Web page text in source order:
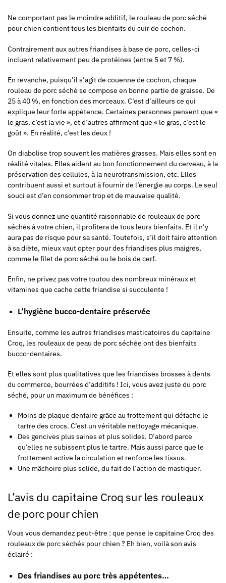
Ne comportant pas le moindre additif, le rouleau de porc séché
pour chien contient tous les bienfaits du cuir de cochon.
Contrairement aux autres friandises à base de porc, celles-ci
incluent relativement peu de protéines (entre 5 et 7 %).
En revanche, puisqu’il s’agit de couenne de cochon, chaque
rouleau de porc séché se compose en bonne partie de graisse. De
25 à 40 %, en fonction des morceaux. C’est d’ailleurs ce qui
explique leur forte appétence. Certaines personnes pensent que «
le gras, c’est la vie », et d’autres affirment que « le gras, c’est le
goût ». En réalité, c’est les deux !
On diabolise trop souvent les matières grasses. Mais elles sont en
réalité vitales. Elles aident au bon fonctionnement du cerveau, à la
préservation des cellules, à la neurotransmission, etc. Elles
contribuent aussi et surtout à fournir de l’énergie au corps. Le seul
souci est d’en consommer trop et de mauvaise qualité.
Si vous donnez une quantité raisonnable de rouleaux de porc
séchés à votre chien, il profitera de tous leurs bienfaits. Et il n’y
aura pas de risque pour sa santé. Toutefois, s’il doit faire attention
à sa diète, mieux vaut opter pour des friandises plus maigres,
comme le filet de porc séché ou le bois de cerf.
Enfin, ne privez pas votre toutou des nombreux minéraux et
vitamines que cache cette friandise si succulente !
L’hygiène bucco-dentaire préservée
Ensuite, comme les autres friandises masticatoires du capitaine
Croq, les rouleaux de peau de porc séchée ont des bienfaits
bucco-dentaires.
Et elles sont plus qualitatives que les friandises brosses à dents
du commerce, bourrées d’additifs ! Ici, vous avez juste du porc
séché, pour un maximum de bénéfices :
Moins de plaque dentaire grâce au frottement qui détache le
tartre des crocs. C’est un véritable nettoyage mécanique.
Des gencives plus saines et plus solides. D’abord parce
qu’elles ne subissent plus le tartre. Mais aussi parce que le
frottement active la circulation et renforce les tissus.
Une mâchoire plus solide, du fait de l’action de mastiquer.
L’avis du capitaine Croq sur les rouleaux
de porc pour chien
Vous vous demandez peut-être : que pense le capitaine Croq des
rouleaux de porc séchés pour chien ? Eh bien, voilà son avis
éclairé :
Des friandises au porc très appétentes…